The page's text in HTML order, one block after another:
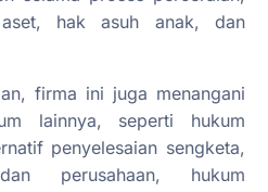
aset, hak asuh anak, dan
firma ini juga menangani
lainnya, seperti hukum
penyelesaian sengketa,
perusahaan, hukum